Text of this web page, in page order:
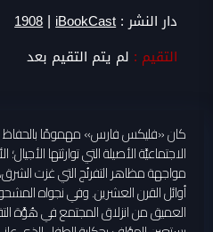
دار النشر :iBookCast
|
1908
التقيم : لم يتم التقيم بعد
كان «فليكس فارس» مهمومًا بالحفاظ
الاجتماعيَّة الأصيلة التي توارثتها
مواجهة مظاهر التفرنُج التي غزت
أوائل القرن العشرين. وفي نجواه
العميق من انزلاق المجتمع في هُوَّة